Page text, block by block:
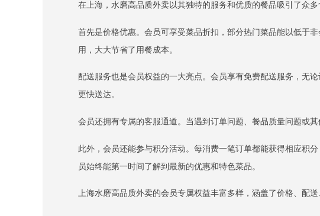
在上海，水磨高品质外卖以其独特的服务和优质的餐品吸引了众
首先是价格优惠。会员可享受菜品折扣，部分热门菜品能以低于
用，大大节省了用餐成本。
配送服务也是会员权益的一大亮点。会员享有免费配送服务，无
更快送达。
会员还拥有专属的客服通道。当遇到订单问题、餐品质量问题或
此外，会员还能参与积分活动。每消费一笔订单都能获得相应积
员始终能第一时间了解到最新的优惠和特色菜品。
上海水磨高品质外卖的会员专属权益丰富多样，涵盖了价格、配